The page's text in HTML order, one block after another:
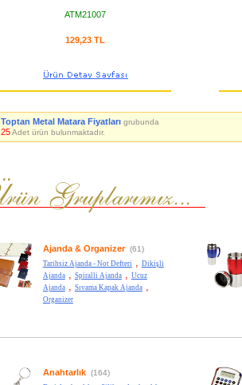
ATM21007
129,23 TL
Toptan Metal Matara Fiyatlarıgrubunda
25Adet ürün bulunmaktadır.
Ajanda & Organizer(61)
Tarihsiz Ajanda - Not Defteri
Dikişli
Ajanda, Spiralli Ajanda,
Ucuz
Ajanda, Sıvama Kapak Ajanda,
Organizer
Anahtarlık(164)